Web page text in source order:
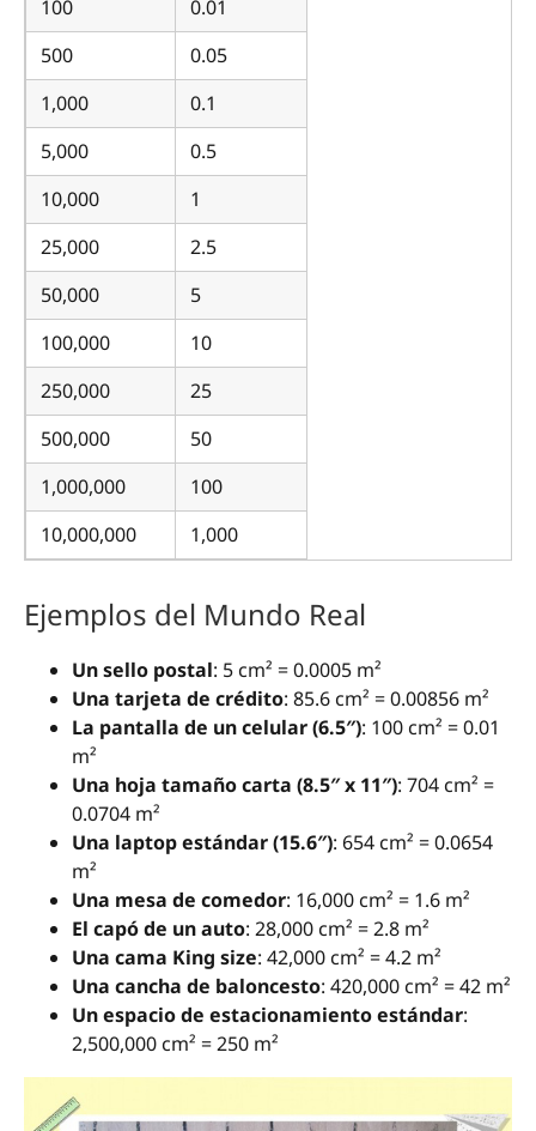
100
0.01
500
0.05
1,000
0.1
5,000
0.5
10,000
1
25,000
2.5
50,000
5
100,000
10
250,000
25
500,000
50
1,000,000
100
10,000,000
1,000
Ejemplos del Mundo Real
Un sello postal: 5 cm² = 0.0005 m²
Una tarjeta de crédito: 85.6 cm² = 0.00856 m²
La pantalla de un celular (6.5″): 100 cm² = 0.01
m²
Una hoja tamaño carta (8.5″ x 11″): 704 cm² =
0.0704 m²
Una laptop estándar (15.6″): 654 cm² = 0.0654
m²
Una mesa de comedor: 16,000 cm² = 1.6 m²
El capó de un auto: 28,000 cm² = 2.8 m²
Una cama King size: 42,000 cm² = 4.2 m²
Una cancha de baloncesto: 420,000 cm² = 42 m²
Un espacio de estacionamiento estándar:
2,500,000 cm² = 250 m²